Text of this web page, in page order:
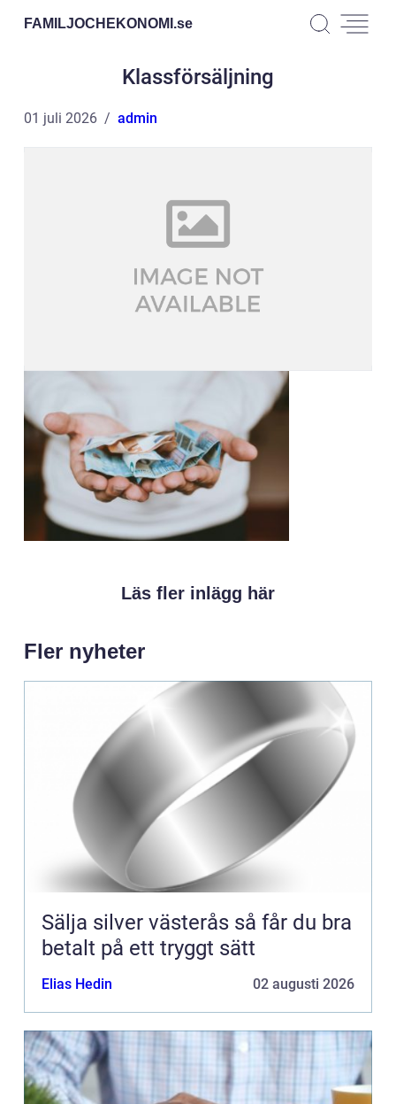
FAMILJOCHEKONOMI.se
Klassförsäljning
01 juli 2026 admin
Läs fler inlägg här
Fler nyheter
Sälja silver västerås så får du bra
betalt på ett tryggt sätt
Elias Hedin 02 augusti 2026